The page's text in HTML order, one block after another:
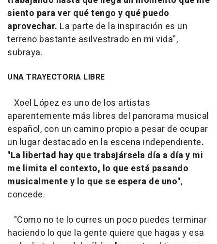
siento para ver qué tengo y qué puedo
aprovechar. La parte de la inspiración es un
terreno bastante asilvestrado en mi vida",
subraya.
UNA TRAYECTORIA LIBRE
Xoel López es uno de los artistas
aparentemente más libres del panorama musical
español, con un camino propio a pesar de ocupar
un lugar destacado en la escena independiente.
"La libertad hay que trabajársela día a día y mi
me limita el contexto, lo que está pasando
musicalmente y lo que se espera de uno",
concede.
"Como no te lo curres un poco puedes terminar
haciendo lo que la gente quiere que hagas y esa